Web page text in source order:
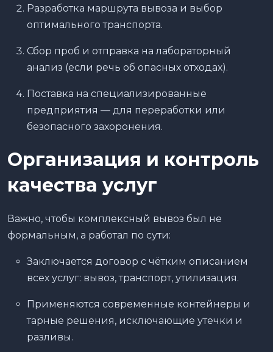
Разработка маршрута вывоза и выбор
оптимального транспорта.
Сбор проб и отправка на лабораторный
анализ (если речь об опасных отходах).
Поставка на специализированные
предприятия — для переработки или
безопасного захоронения.
Организация и контроль
качества услуг
Важно, чтобы комплексный вывоз был не
формальным, а работал по сути:
Заключается договор с чётким описанием
всех услуг: вывоз, транспорт, утилизация.
Применяются современные контейнеры и
тарные решения, исключающие утечки и
разливы.